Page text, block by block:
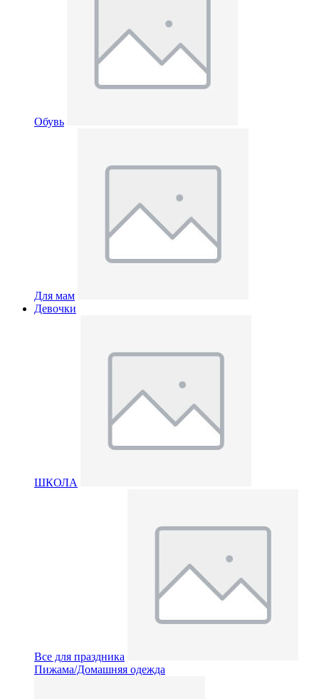
Обувь
Для мам
Девочки
ШКОЛА
Все для праздника
Пижама/Домашняя одежда